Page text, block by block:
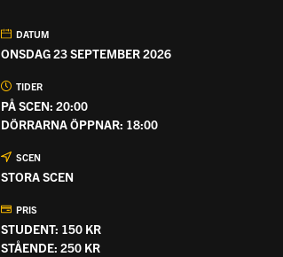
DATUM
ONSDAG 23 SEPTEMBER 2026
TIDER
PÅ SCEN: 20:00
DÖRRARNA ÖPPNAR: 18:00
SCEN
STORA SCEN
PRIS
STUDENT: 150 KR
STÅENDE: 250 KR